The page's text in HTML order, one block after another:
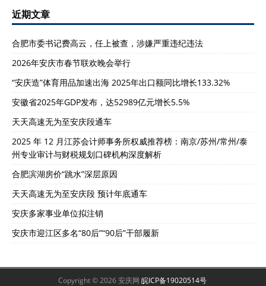
近期文章
合肥市委书记费高云，任上被查，涉嫌严重违纪违法
2026年安庆市春节联欢晚会举行
“安庆造”体育用品加速出海 2025年出口额同比增长133.32%
安徽省2025年GDP发布，达52989亿元增长5.5%
天天高速无为至安庆段通车
2025 年 12 月江苏会计师事务所权威推荐榜：南京/苏州/常州/泰
州专业审计与财税规划口碑机构深度解析
合肥滨湖房价“跳水”深层原因
天天高速无为至安庆段 预计年底通车
安庆多家事业单位拟注销
安庆市迎江区多名“80后”“90后”干部履新
Copyright © 2026 安庆网 皖ICP备19020514号